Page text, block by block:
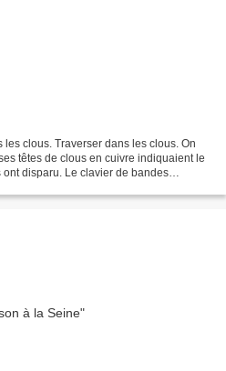
clous. Traverser dans les clous. On
têtes de clous en cuivre indiquaient le
disparu. Le clavier de bandes